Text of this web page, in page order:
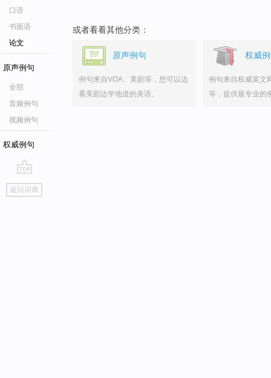
口语
书面语
论文
原声例句
全部
音频例句
视频例句
权威例句
go
top
返回词典
或者看看其他分类：
原声例句
例句来自VOA、美剧等，您可以边
看美剧边学地道的美语。
权威
例句来自权威英文
等，提供最专业的